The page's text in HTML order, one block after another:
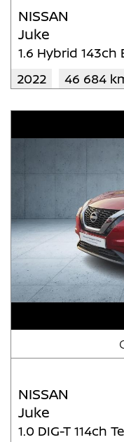
NISSAN
Juke
1.6 Hybrid 143ch
2022
46 684
NISSAN
Juke
1.0 DIG-T 114ch